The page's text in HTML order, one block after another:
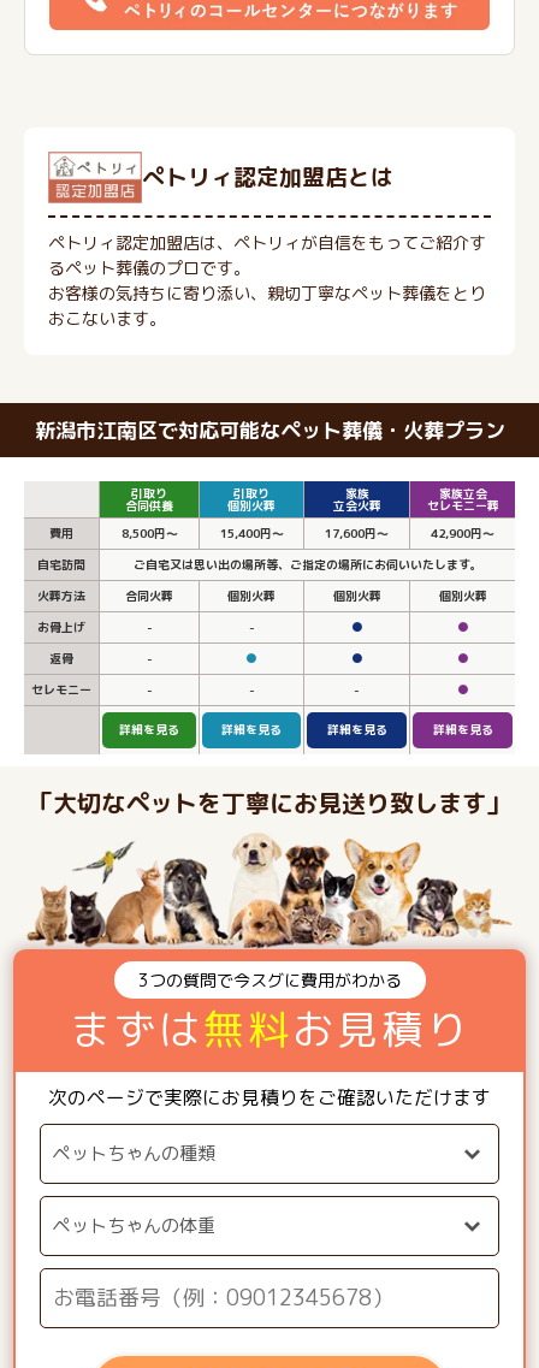
ぺトリィ認定加盟店とは
ペトリィ認定加盟店は、ペトリィが自信をもってご紹介す
るペット葬儀のプロです。
お客様の気持ちに寄り添い、親切丁寧なペット葬儀をとり
おこないます。
新潟市江南区で対応可能なペット葬儀・火葬プラン
引取り
合同供養
引取り
個別火葬
家族
立会火葬
家族立会
セレモニー葬
費用
8,500円～ 15,400円～ 17,600円～
42,900円～
自宅訪問
ご自宅又は思い出の場所等、ご指定の場所にお伺いいたします。
火葬方法
合同火葬 個別火葬 個別火葬
個別火葬
お骨上げ
- - ●
●
返骨
- ● ●
●
セレモニー
- - - ●
詳細を見る 詳細を見る 詳細を見る 詳細を見る
「大切なペットを丁寧にお見送り致します」
3つの質問で今スグに費用がわかる
まずは無料お見積り
次のページで実際にお見積りをご確認いただけます